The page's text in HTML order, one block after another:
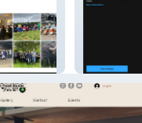
Art By Tann